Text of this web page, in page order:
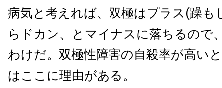
病気と考えれば、双極はプラス(躁も
らドカン、とマイナスに落ちるので
わけだ。双極性障害の自殺率が高い
はここに理由がある。